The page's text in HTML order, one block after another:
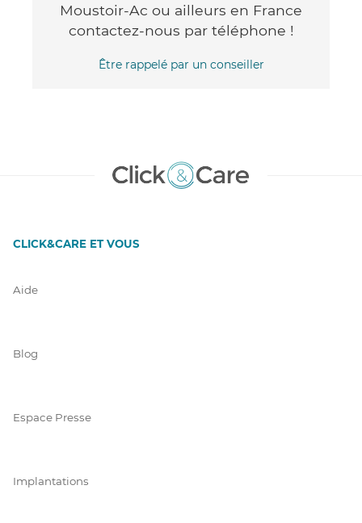
Moustoir-Ac ou ailleurs en France
contactez-nous par téléphone !
Être rappelé par un conseiller
CLICK&CARE ET VOUS
Aide
Blog
Espace Presse
Implantations